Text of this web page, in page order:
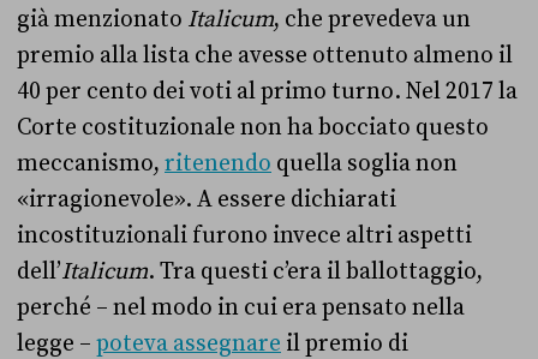
già menzionato Italicum, che prevedeva un
premio alla lista che avesse ottenuto almeno il
40 per cento dei voti al primo turno. Nel 2017 la
Corte costituzionale non ha bocciato questo
meccanismo, ritenendo quella soglia non
«irragionevole». A essere dichiarati
incostituzionali furono invece altri aspetti
dell’Italicum. Tra questi c’era il ballottaggio,
perché – nel modo in cui era pensato nella
legge – poteva assegnare il premio di